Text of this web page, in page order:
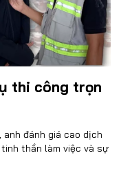
thi công trọn
anh đánh giá cao dịch
thần làm việc và sự